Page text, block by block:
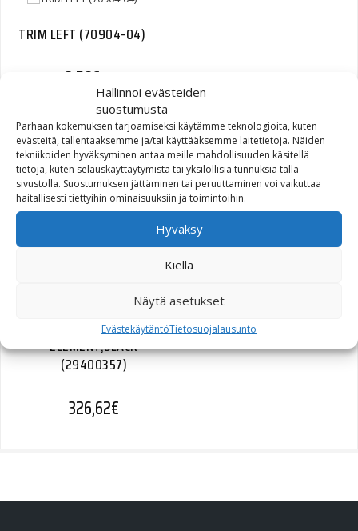
Hallinnoi evästeiden
suostumusta
Parhaan kokemuksen tarjoamiseksi käytämme teknologioita, kuten
evästeitä, tallentaaksemme ja/tai käyttääksemme laitetietoja. Näiden
tekniikoiden hyväksyminen antaa meille mahdollisuuden käsitellä
tietoja, kuten selauskäyttäytymistä tai yksilöllisiä tunnuksia tällä
sivustolla. Suostumuksen jättäminen tai peruuttaminen voi vaikuttaa
haitallisesti tiettyihin ominaisuuksiin ja toimintoihin.
Hyväksy
Kiellä
Näytä asetukset
EvästekäytäntöTietosuojalausunto
TRIM LEFT (70904-04)
8,56€
Ducati Corse City C2
ajokengät
Hintaluokka: 181,93€ - 184,13€
KIT,BRTHR,EXTREME
ELEMENT,BLACK
(29400357)
326,62€